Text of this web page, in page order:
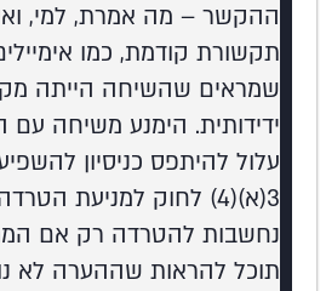
ההקשר – מה אמרת, למי,
תקשורת קודמת, כמו
שמראים שהשיחה הייתה
ידידותית. הימנע משיחה עם
עלול להיתפס כניסיון
3(א)(4) לחוק למניעת
נחשבות להטרדה רק אם
תוכל להראות שההערה לא